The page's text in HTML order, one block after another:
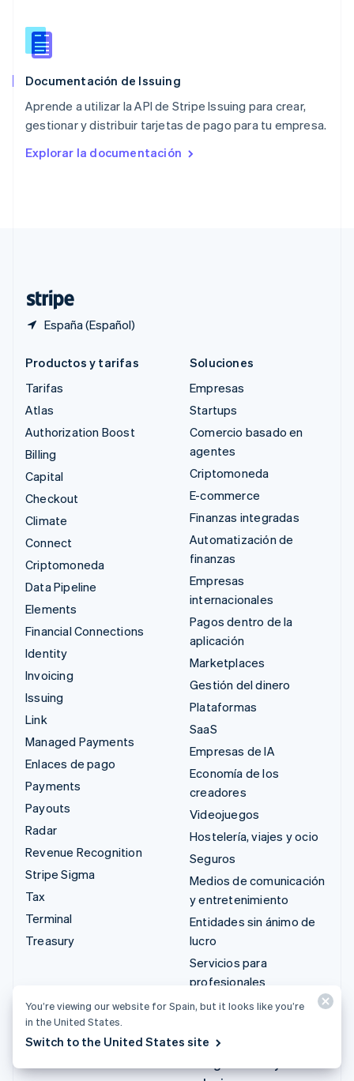
Documentación de Issuing
Aprende a utilizar la API de Stripe Issuing para crear,
gestionar y distribuir tarjetas de pago para tu empresa.
Explorar la documentación
España (Español)
Português
RAE de Hong Kong, China
Reino Unido
República Checa
English
English
Productos y tarifas
Tarifas
Atlas
Authorization Boost
Billing
Capital
Checkout
Climate
Connect
Criptomoneda
Data Pipeline
Elements
Financial Connections
Identity
Invoicing
Issuing
Link
Managed Payments
Enlaces de pago
Payments
Payouts
Radar
Revenue Recognition
Stripe Sigma
Tax
Terminal
Treasury
Soluciones
Empresas
Startups
Comercio basado en
agentes
Criptomoneda
E-commerce
Finanzas integradas
Automatización de
finanzas
Empresas
internacionales
Pagos dentro de la
aplicación
Marketplaces
Gestión del dinero
Plataformas
SaaS
Empresas de IA
Economía de los
creadores
Videojuegos
Hostelería, viajes y ocio
Seguros
Medios de comunicación
y entretenimiento
Entidades sin ánimo de
lucro
Servicios para
profesionales
Sector público
You’re viewing our website for Spain, but it looks like you’re
in the United States.
Switch to the United States site